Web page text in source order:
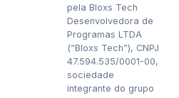
pela Bloxs Tech
Desenvolvedora de
Programas LTDA
(“Bloxs Tech”), CNPJ
47.594.535/0001-00,
sociedade
integrante do grupo